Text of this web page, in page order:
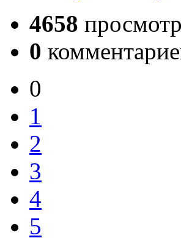
4658
0
0
1
2
3
4
5